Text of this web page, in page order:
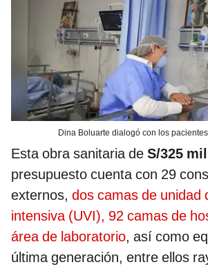
Dina Boluarte dialogó con los
Esta obra sanitaria de S/325
presupuesto cuenta con 29
externos, dos camas de unidad
intensiva (UVI), 92 camas de
área de laboratorio, así como
última generación, entre ellos